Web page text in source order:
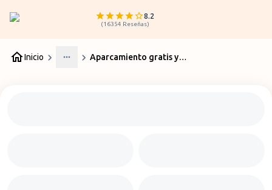
8.2
(16354 Reseñas)
Inicio
More
Aparcamiento gratis y de pago en Almería